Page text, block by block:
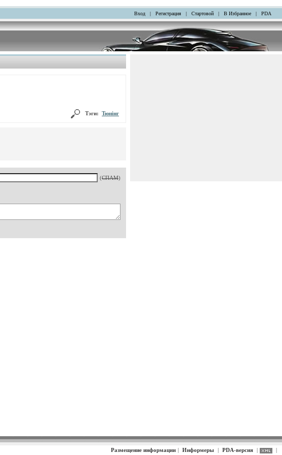
Вход | Регистрация | Стартовой | В Избранное | PDA
Тэги: Тюнінг
(СПАМ)
Размещение информации | Информеры | PDA-версия | |